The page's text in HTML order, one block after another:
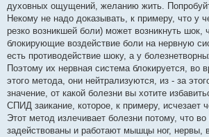
духовных ощущений, желанию жить.
Некому не надо доказывать, к примеру, что у
резко возникшей боли) может возникнуть шок,
блокирующие воздействие боли на нервную
есть противодействие шоку, а у
Поэтому их нервная система блокируется, во
этого метода, они нейтрализуются, из - за
значение, от какой болезни вы хотите
СПИД заикание, которое, к примеру, исчезает
Этот метод излечивает болезни потому, что
задействованы и работают мышцы ног, нервы,